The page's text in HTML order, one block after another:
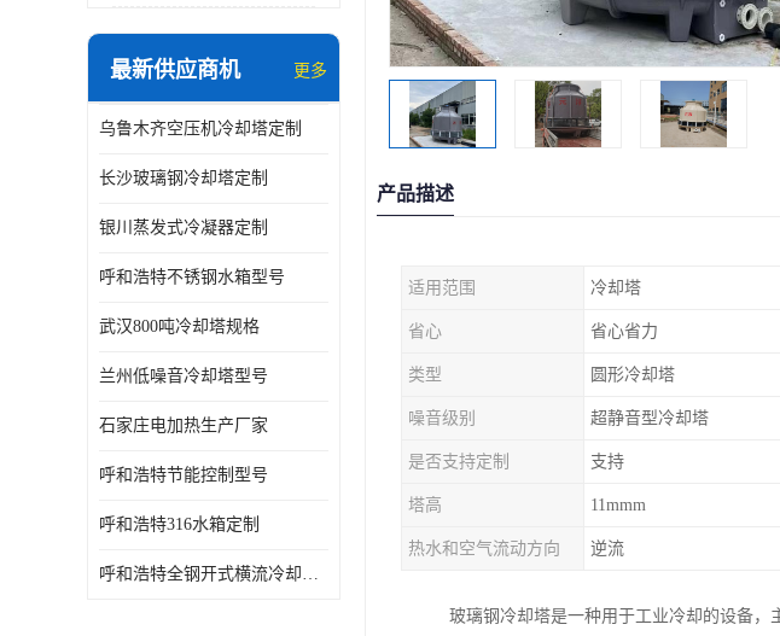
最新供应商机 更多
乌鲁木齐空压机冷却塔定制
长沙玻璃钢冷却塔定制
银川蒸发式冷凝器定制
呼和浩特不锈钢水箱型号
武汉800吨冷却塔规格
兰州低噪音冷却塔型号
石家庄电加热生产厂家
呼和浩特节能控制型号
呼和浩特316水箱定制
呼和浩特全钢开式横流冷却塔型号
产品描述
适用范围 冷却塔
省心 省心省力
类型 圆形冷却塔
噪音级别 超静音型冷却塔
是否支持定制 支持
塔高 11mmm
热水和空气流动方向 逆流
玻璃钢冷却塔是一种用于工业冷却的设备，